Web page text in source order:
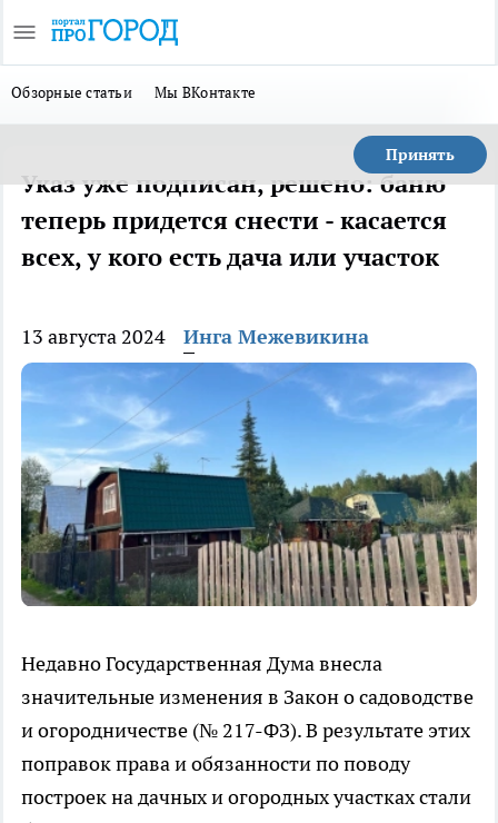
Обзорные статьи Мы ВКонтакте
Принять
Указ уже подписан, решено: баню
теперь придется снести - касается
всех, у кого есть дача или участок
13 августа 2024 Инга Межевикина
Недавно Государственная Дума внесла
значительные изменения в Закон о садоводстве
и огородничестве (№ 217-ФЗ). В результате этих
поправок права и обязанности по поводу
построек на дачных и огородных участках стали